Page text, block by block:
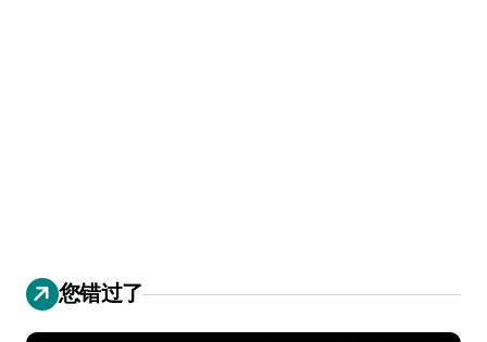
您错过了